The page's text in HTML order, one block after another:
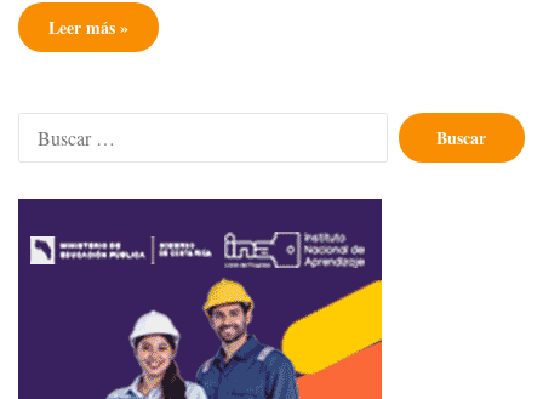
Leer más »
Buscar: